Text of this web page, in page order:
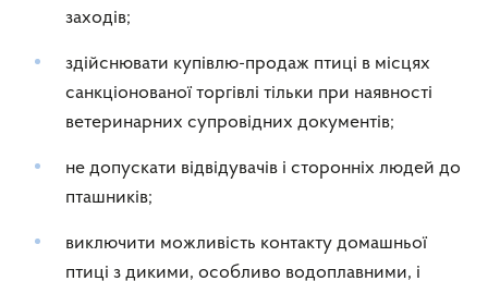
заходів;
здійснювати купівлю-продаж птиці в місцях
санкціонованої торгівлі тільки при наявності
ветеринарних супровідних документів;
не допускати відвідувачів і сторонніх людей до
пташників;
виключити можливість контакту домашньої
птиці з дикими, особливо водоплавними, і